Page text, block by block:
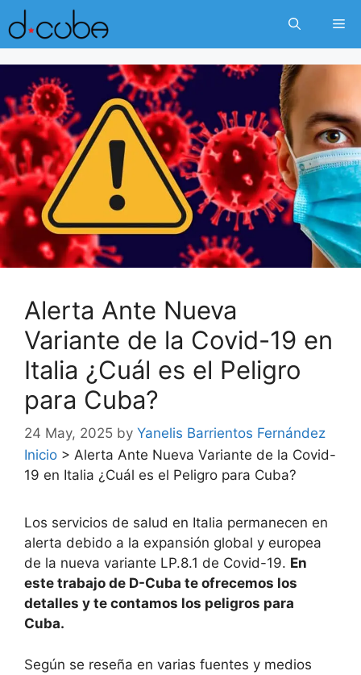
Skip
to
content
Alerta Ante Nueva
Variante de la Covid-19 en
Italia ¿Cuál es el Peligro
para Cuba?
24 May, 2025 by Yanelis Barrientos Fernández
Inicio > Alerta Ante Nueva Variante de la Covid-
19 en Italia ¿Cuál es el Peligro para Cuba?
Los servicios de salud en Italia permanecen en
alerta debido a la expansión global y europea
de la nueva variante LP.8.1 de Covid-19. En
este trabajo de D-Cuba te ofrecemos los
detalles y te contamos los peligros para
Cuba.
Según se reseña en varias fuentes y medios